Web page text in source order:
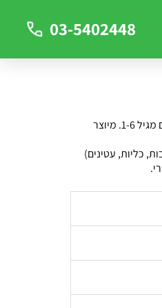
03-5402448
אוכל רטוב איכותי במרקם חתיכות ומאוזן לכלבים בוגרים מגיל 1-6. מיוצר
בקר, לבבות, כליות, עטינים)